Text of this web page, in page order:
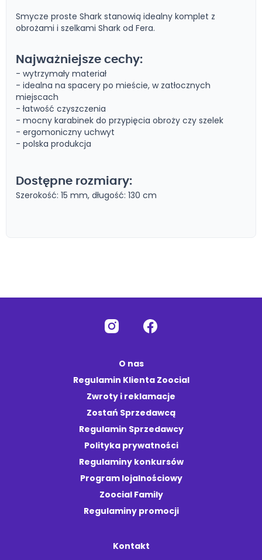
Smycze proste Shark stanowią idealny komplet z
obrożami i szelkami Shark od Fera.
Najważniejsze cechy:
- wytrzymały materiał
- idealna na spacery po mieście, w zatłocznych
miejscach
- łatwość czyszczenia
- mocny karabinek do przypięcia obroży czy szelek
- ergomoniczny uchwyt
- polska produkcja
Dostępne rozmiary:
Szerokość: 15 mm, długość: 130 cm
O nas
Regulamin Klienta Zoocial
Zwroty i reklamacje
Zostań Sprzedawcą
Regulamin Sprzedawcy
Polityka prywatności
Regulaminy konkursów
Program lojalnościowy
Zoocial Family
Regulaminy promocji
Kontakt